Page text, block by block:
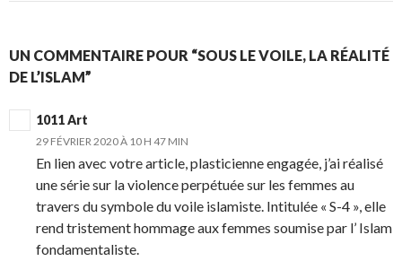
UN COMMENTAIRE POUR “SOUS LE VOILE, LA RÉALITÉ
DE L’ISLAM”
1011 Art
29 FÉVRIER 2020 À 10 H 47 MIN
En lien avec votre article, plasticienne engagée, j’ai réalisé
une série sur la violence perpétuée sur les femmes au
travers du symbole du voile islamiste. Intitulée « S-4 », elle
rend tristement hommage aux femmes soumise par l’ Islam
fondamentaliste.